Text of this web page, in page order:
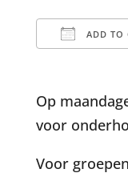
ADD TO
Op
voor
Voor